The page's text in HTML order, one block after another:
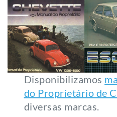
Disponibilizamos
do Proprietário de
diversas marcas.